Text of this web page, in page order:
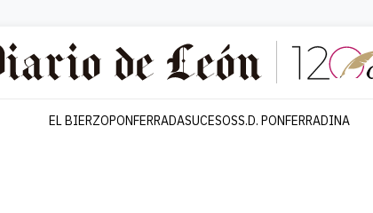
EL BIERZOPONFERRADASUCESOSS.D. PONFERRADINA